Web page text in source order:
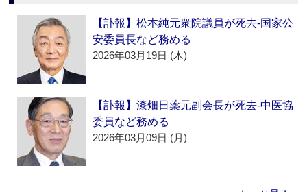
【訃報】松本純元衆院議員が死去‐国家公
安委員長など務める
2026年03月19日 (木)
【訃報】漆畑日薬元副会長が死去‐中医協
委員など務める
2026年03月09日 (月)